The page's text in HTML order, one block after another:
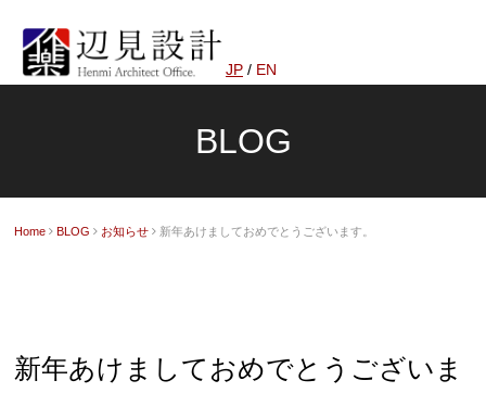
JP / EN
BLOG
Home BLOG お知らせ 新年あけましておめでとうございます。
新年あけましておめでとうございま